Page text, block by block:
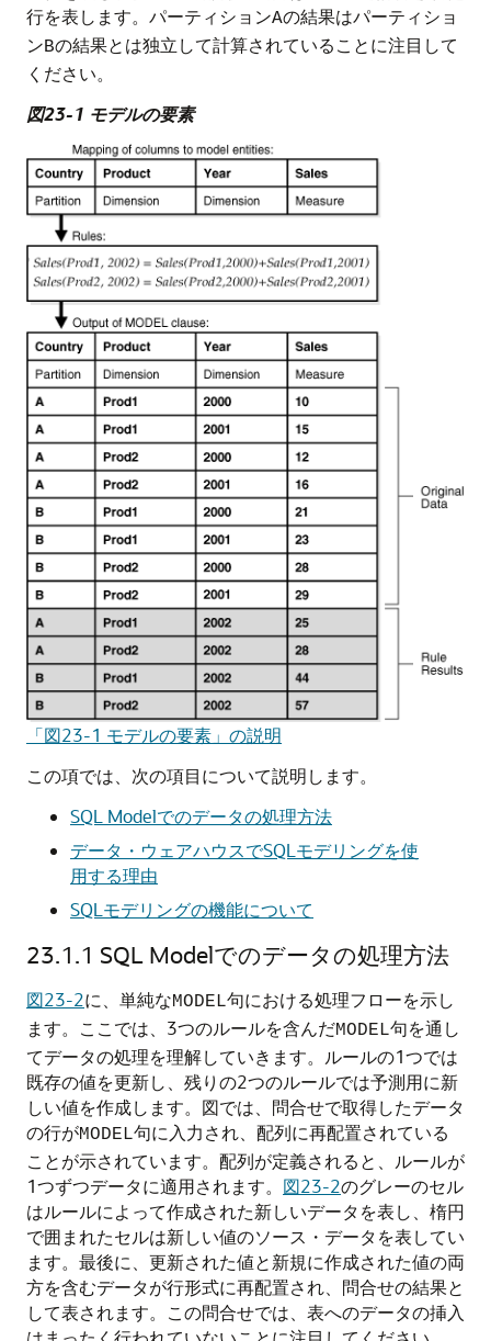
行を表します。パーティションAの結果はパーティショ
ンBの結果とは独立して計算されていることに注目して
ください。
図23-1 モデルの要素
「図23-1 モデルの要素」の説明
この項では、次の項目について説明します。
SQL Modelでのデータの処理方法
データ・ウェアハウスでSQLモデリングを使
用する理由
SQLモデリングの機能について
23.1.1 SQL Modelでのデータの処理方法
図23-2に、単純なMODEL句における処理フローを示し
ます。ここでは、3つのルールを含んだMODEL句を通し
てデータの処理を理解していきます。ルールの1つでは
既存の値を更新し、残りの2つのルールでは予測用に新
しい値を作成します。図では、問合せで取得したデータ
の行がMODEL句に入力され、配列に再配置されている
ことが示されています。配列が定義されると、ルールが
1つずつデータに適用されます。 図23-2のグレーのセル
はルールによって作成された新しいデータを表し、楕円
で囲まれたセルは新しい値のソース・データを表してい
ます。最後に、更新された値と新規に作成された値の両
方を含むデータが行形式に再配置され、問合せの結果と
して表されます。この問合せでは、表へのデータの挿入